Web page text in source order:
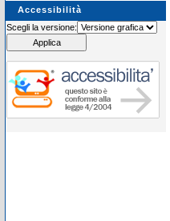
Accessibilità
Scegli la versione: